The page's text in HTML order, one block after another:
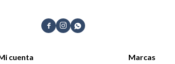
  
cuenta Marcas